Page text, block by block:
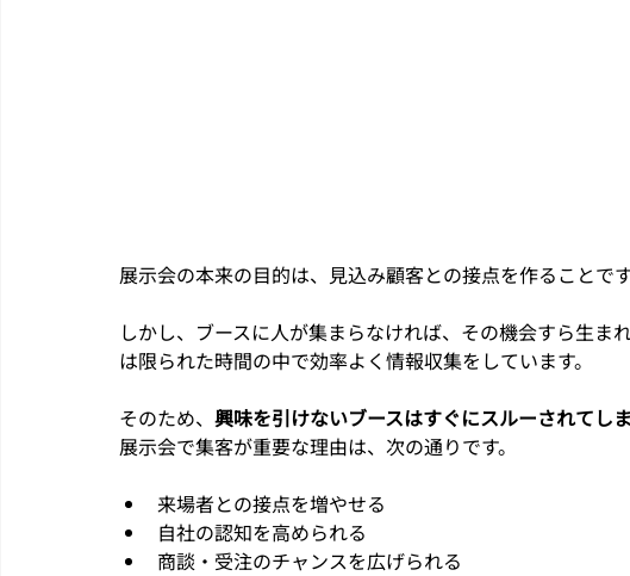
展示会の本来の目的は、見込み顧客との接点を作ることです
しかし、ブースに人が集まらなければ、その機会すら生ま
は限られた時間の中で効率よく情報収集をしています。
そのため、 興味を引けないブースはすぐにスルーされてし
展示会で集客が重要な理由は、次の通りです。
来場者との接点を増やせる
自社の認知を高められる
商談・受注のチャンスを広げられる